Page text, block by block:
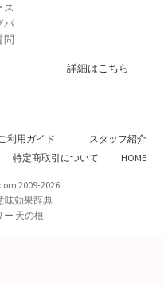
ス
パ
問
詳細はこちら
利用ガイド
スタッフ紹介
特定商取引について HOME
2009-2026
味効果辞典
ー 天の根